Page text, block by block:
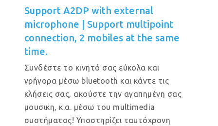
Support A2DP with external
microphone | Support multipoint
connection, 2 mobiles at the same
time.
Συνδέστε το κινητό σας εύκολα και
γρήγορα μέσω bluetooth και κάντε τις
κλήσεις σας, ακούστε την αγαπημένη σας
μουσικη, κ.α. μέσω του multimedia
συστήματος! Υποστηρίζει ταυτόχρονη